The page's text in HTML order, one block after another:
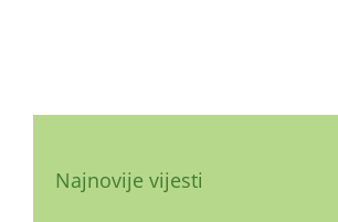
Najnovije vijesti